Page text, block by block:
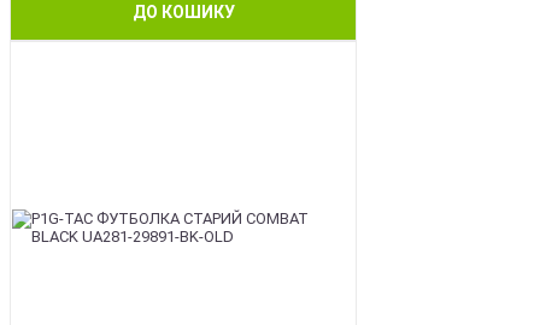
ДО КОШИКУ